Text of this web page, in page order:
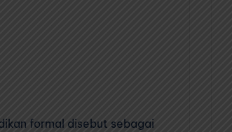
formal disebut sebagai